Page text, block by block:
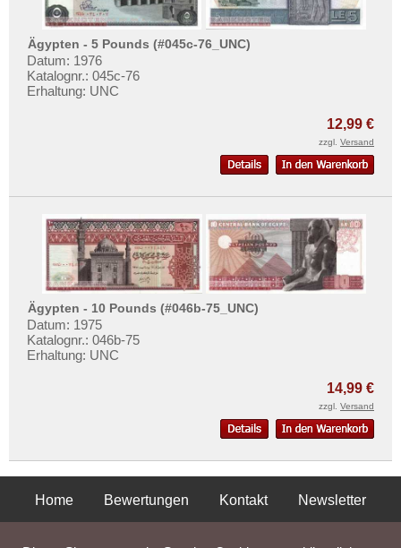
Zimbabwe
Ägypten - 5 Pounds (#045c-76_UNC)
Datum: 1976
Katalognr.: 045c-76
Erhaltung: UNC
12,99 €
zzgl. Versand
Ägypten - 10 Pounds (#046b-75_UNC)
Datum: 1975
Katalognr.: 046b-75
Erhaltung: UNC
14,99 €
zzgl. Versand
Home Bewertungen Kontakt
Newsletter